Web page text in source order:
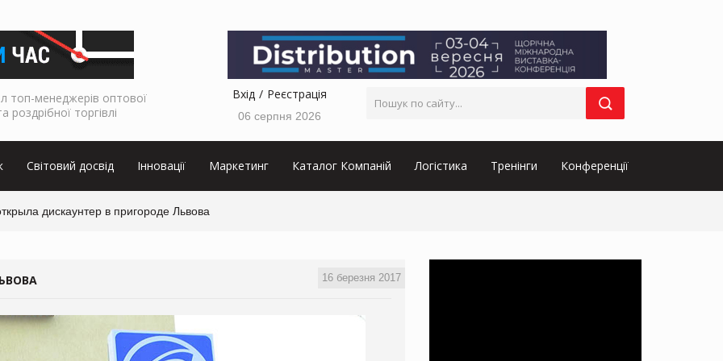
топ-менеджерів оптової
роздрібної торгівлі
Вхід Реєстрація
06 серпня 2026
Світовий досвід Інновації Маркетинг Каталог Компаній Логістика Тренінги Конференції
дискаунтер в пригороде Львова
16 березня 2017